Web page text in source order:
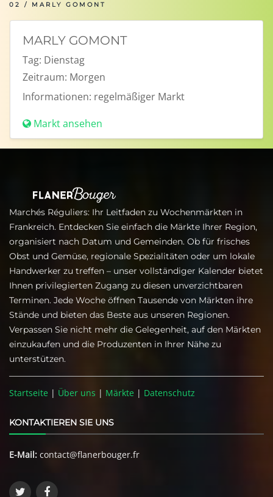
02 / MARLY GOMONT
MARLY GOMONT
Tag: Dienstag
Zeitraum: Morgen
Informationen: regelmäßiger Markt
Markt ansehen
Marchés Réguliers: Ihr Leitfaden zu Wochenmärkten in
Frankreich. Entdecken Sie einfach die Märkte Ihrer Region,
organisiert nach Datum und Gemeinden. Ob für frisches
Obst und Gemüse, regionale Spezialitäten oder um lokale
Handwerker zu treffen – unser vollständiger Kalender bietet
Ihnen privilegierten Zugang zu diesen unverzichtbaren
Terminen. Jede Woche öffnen Tausende von Märkten ihre
Stände und bieten das Beste aus unseren Regionen.
Verpassen Sie nicht mehr die Gelegenheit, auf den Märkten
einzukaufen und die Produzenten in Ihrer Nähe zu
unterstützen.
Startseite | Über uns | Märkte | Datenschutz
KONTAKTIEREN SIE UNS
E-Mail: contact@flanerbouger.fr